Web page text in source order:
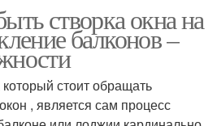
створка окна на
балконов –
стоит обращать
, является сам процесс